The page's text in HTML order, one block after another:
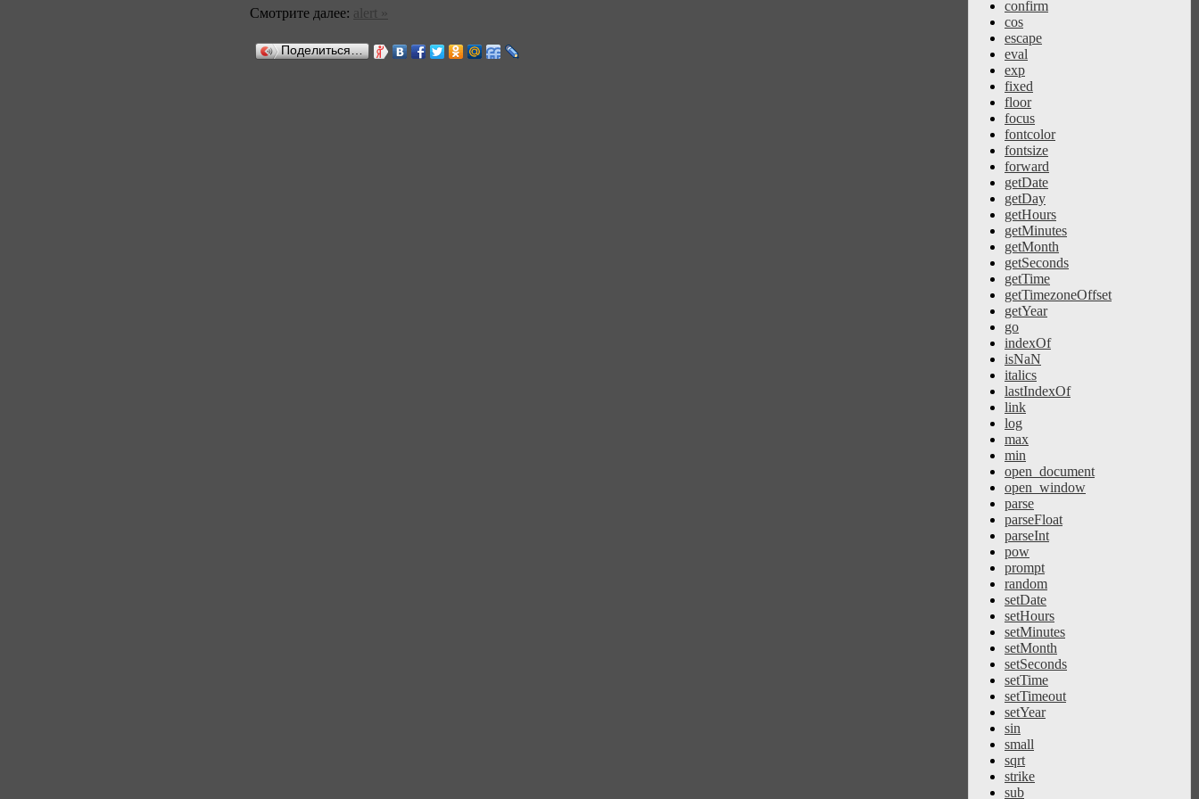
Смотрите далее: alert »
Поделиться…
confirm
cos
escape
eval
exp
fixed
floor
focus
fontcolor
fontsize
forward
getDate
getDay
getHours
getMinutes
getMonth
getSeconds
getTime
getTimezoneOffset
getYear
go
indexOf
isNaN
italics
lastIndexOf
link
log
max
min
open_document
open_window
parse
parseFloat
parseInt
pow
prompt
random
setDate
setHours
setMinutes
setMonth
setSeconds
setTime
setTimeout
setYear
sin
small
sqrt
strike
sub